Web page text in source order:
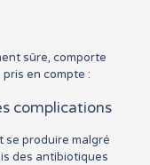
sûre, comporte
en compte :
complications
produire malgré
des antibiotiques